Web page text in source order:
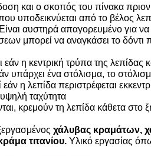
και ο σκοπός του πίνακα
υποδεικνύεται από το βέλος
αυστηρά απαγορευμένο για να
μπορεί να αναγκάσει το δόντι
η κεντρική τρύπα της λεπίδας
υπάρχει ένα στόλισμα, το
η λεπίδα περιστρέφεται
ταχύτητα
κρεμούν τη λεπίδα κάθετα στο
χάλυβας κραμάτων,
τιτανίου. Υλικό εργασίας